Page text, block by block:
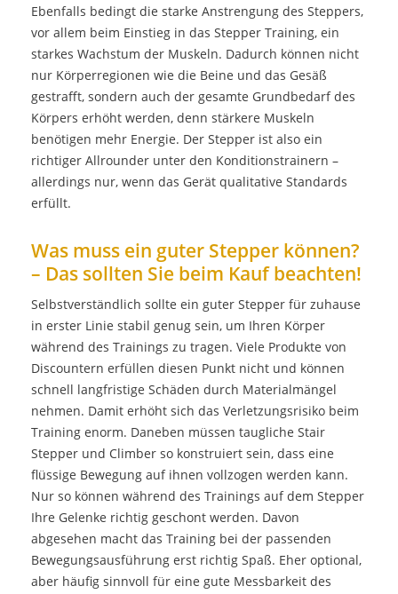
Ebenfalls bedingt die starke Anstrengung des Steppers,
vor allem beim Einstieg in das Stepper Training, ein
starkes Wachstum der Muskeln. Dadurch können nicht
nur Körperregionen wie die Beine und das Gesäß
gestrafft, sondern auch der gesamte Grundbedarf des
Körpers erhöht werden, denn stärkere Muskeln
benötigen mehr Energie. Der Stepper ist also ein
richtiger Allrounder unter den Konditionstrainern –
allerdings nur, wenn das Gerät qualitative Standards
erfüllt.
Was muss ein guter Stepper können?
– Das sollten Sie beim Kauf beachten!
Selbstverständlich sollte ein guter Stepper für zuhause
in erster Linie stabil genug sein, um Ihren Körper
während des Trainings zu tragen. Viele Produkte von
Discountern erfüllen diesen Punkt nicht und können
schnell langfristige Schäden durch Materialmängel
nehmen. Damit erhöht sich das Verletzungsrisiko beim
Training enorm. Daneben müssen taugliche Stair
Stepper und Climber so konstruiert sein, dass eine
flüssige Bewegung auf ihnen vollzogen werden kann.
Nur so können während des Trainings auf dem Stepper
Ihre Gelenke richtig geschont werden. Davon
abgesehen macht das Training bei der passenden
Bewegungsausführung erst richtig Spaß. Eher optional,
aber häufig sinnvoll für eine gute Messbarkeit des